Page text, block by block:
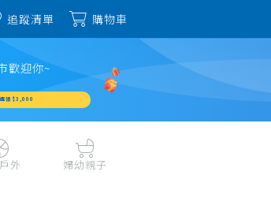
追蹤清單 購物車
歡迎你~
週領 $3,000
外 婦幼親子